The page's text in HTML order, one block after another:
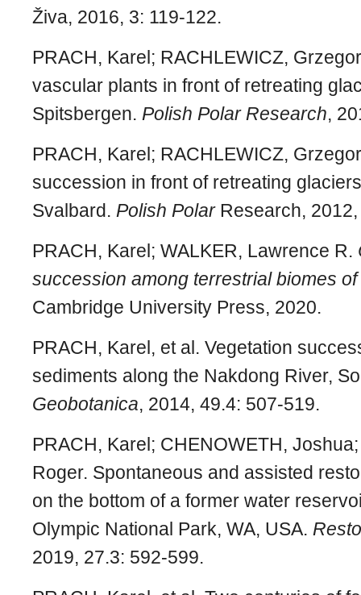
Živa, 2016, 3: 119-122.
PRACH, Karel; RACHLEWICZ,
vascular plants in front of retreating
Spitsbergen. Polish Polar Research,
PRACH, Karel; RACHLEWICZ,
succession in front of retreating
Svalbard. Polish Polar Research,
PRACH, Karel; WALKER, Lawrence R.
succession among terrestrial biomes
Cambridge University Press, 2020.
PRACH, Karel, et al. Vegetation
sediments along the Nakdong River,
Geobotanica, 2014, 49.4: 507-519.
PRACH, Karel; CHENOWETH,
Roger. Spontaneous and assisted
on the bottom of a former water
Olympic National Park, WA, USA.
2019, 27.3: 592-599.